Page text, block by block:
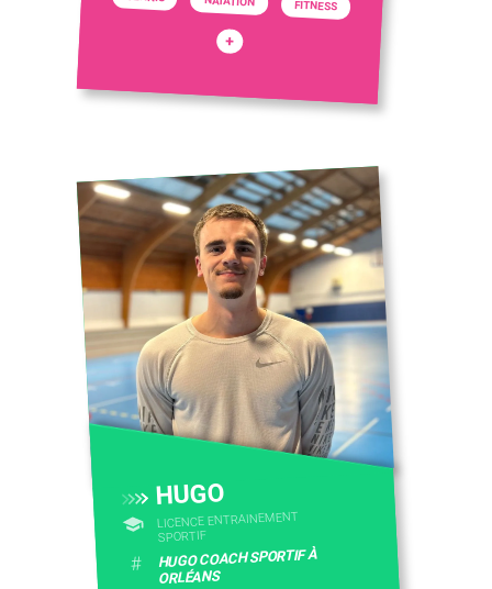
FITNESS
+
HUGO
LICENCE ENTRAINEMENT
SPORTIF
# HUGO COACH SPORTIF À
ORLÉANS